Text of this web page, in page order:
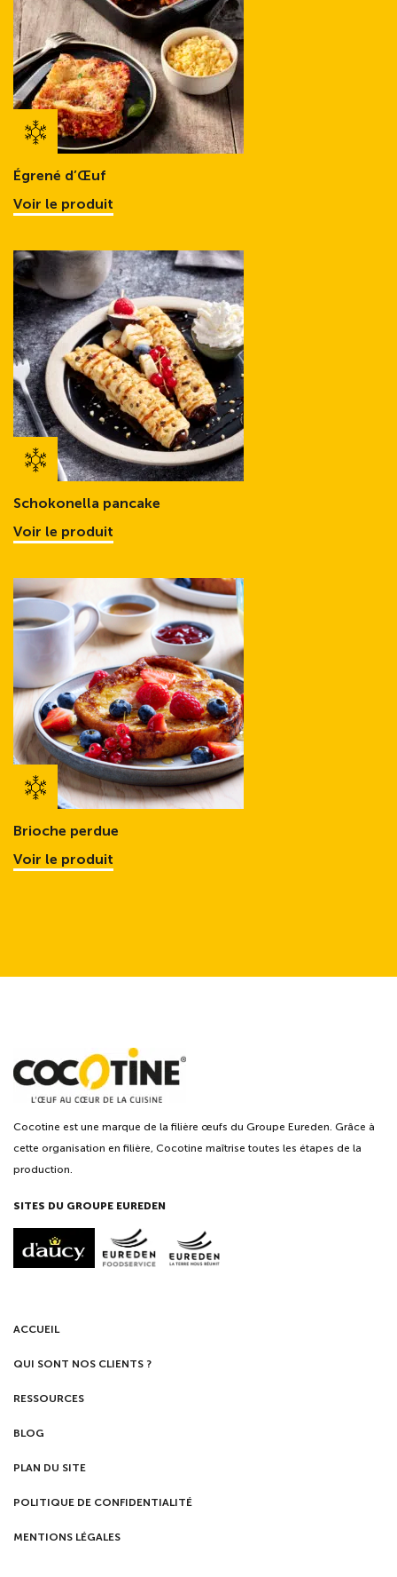
Égrené d’Œuf
Voir le produit
Schokonella pancake
Voir le produit
Brioche perdue
Voir le produit
Cocotine est une marque de la filière œufs du Groupe Eureden. Grâce à
cette organisation en filière, Cocotine maîtrise toutes les étapes de la
production.
SITES DU GROUPE EUREDEN
ACCUEIL
QUI SONT NOS CLIENTS ?
RESSOURCES
BLOG
PLAN DU SITE
POLITIQUE DE CONFIDENTIALITÉ
MENTIONS LÉGALES